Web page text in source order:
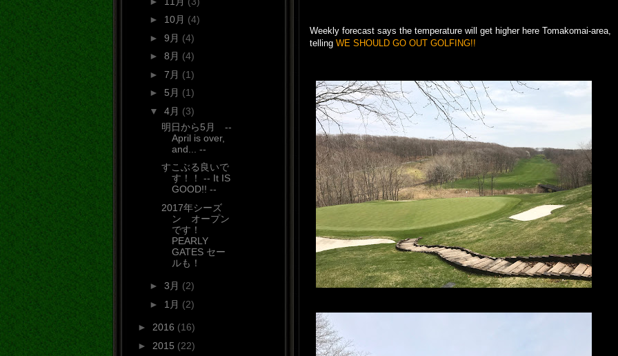
Weekly forecast says the temperature will get higher here Tomakomai-area,
telling WE SHOULD GO OUT GOLFING!!
► 10月 (4)
► 9月 (4)
► 8月 (4)
► 7月 (1)
► 5月 (1)
▼ 4月 (3)
明日から5月 --
April is over,
and... --
すこぶる良いで
す！！ -- It IS
GOOD!! --
2017年シーズ
ン オープン
です！
PEARLY
GATES セー
ルも！
► 3月 (2)
► 1月 (2)
► 2016 (16)
► 2015 (22)